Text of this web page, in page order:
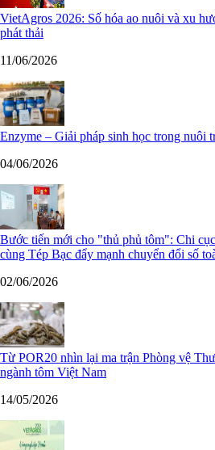
VietAgros 2026: Số hóa ao nuôi và xu
phát thải
11/06/2026
Enzyme – Giải pháp sinh học trong nuôi
04/06/2026
Bước tiến mới cho "thủ phủ tôm": Chi
cùng Tép Bạc đẩy mạnh chuyển đổi số
02/06/2026
Từ POR20 nhìn lại ma trận Phòng vệ
ngành tôm Việt Nam
14/05/2026